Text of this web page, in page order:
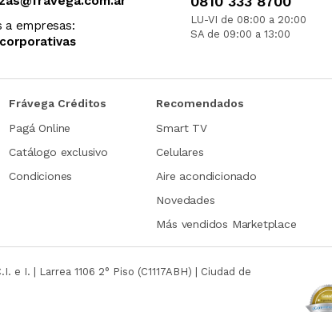
a empresas:
LU-VI de 08:00 a 20:00
SA de 09:00 a 13:00
Frávega Créditos
Pagá Online
Catálogo exclusivo
Condiciones
Recomendados
Smart TV
Celulares
Aire acondicionado
Novedades
Más vendidos Marketplace
e I. | Larrea 1106 2° Piso (C1117ABH) | Ciudad de